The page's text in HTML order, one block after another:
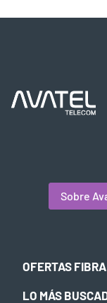
Sobre
OFERTAS FIBRA
LO MÁS